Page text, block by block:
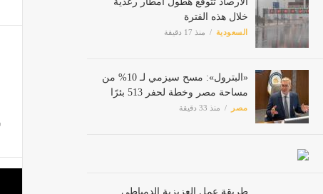
خلال هذه الفترة
السعودية منذ 17 دقيقة
مساحة مصر وخطة لحفر 513 بئرًا